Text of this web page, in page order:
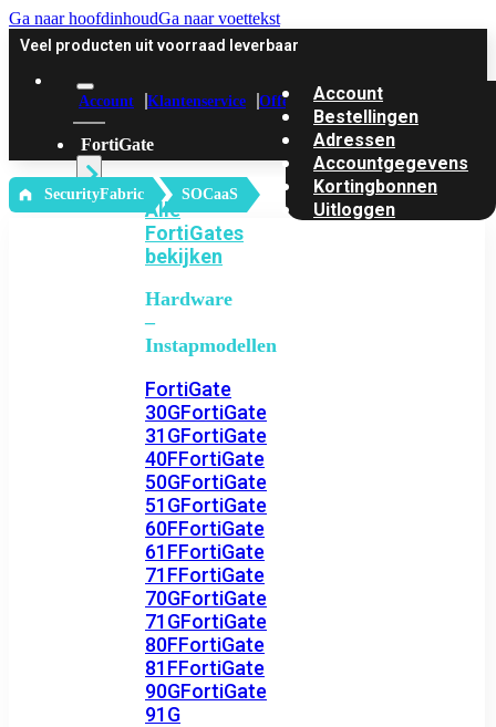
Ga naar hoofdinhoudGa naar voettekst
Veel producten uit voorraad leverbaar
Account Klantenservice Offerte
FortiGate
Alle
FortiGates
bekijken
Hardware
–
Instapmodellen
FortiGate
30GFortiGate
31GFortiGate
40FFortiGate
50GFortiGate
51GFortiGate
60FFortiGate
61FFortiGate
71FFortiGate
70GFortiGate
71GFortiGate
80FFortiGate
81FFortiGate
90GFortiGate
91G
Account
Bestellingen
Adressen
Accountgegevens
Kortingbonnen
Uitloggen
‎ SecurityFabric SOCaaS